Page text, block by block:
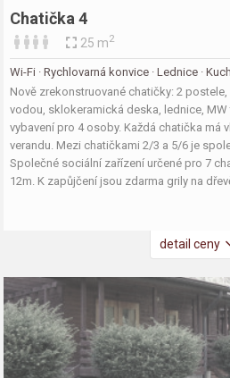
Chatička 4
25 m2
Wi-Fi · Rychlovarná konvice · Lednice ·
Nově zrekonstruované chatičky: 2
vodou, sklokeramická deska, lednice, MW
vybavení pro 4 osoby. Každá chatička má
verandu. Mezi chatičkami 2/3 a 5/6 je
Společné sociální zařízení určené pro 7
12m. K zapůjčení jsou zdarma grily na
detail ceny